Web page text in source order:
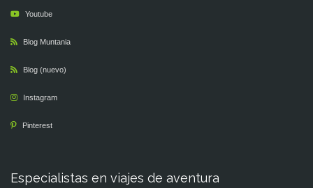
Youtube
Blog Muntania
Blog (nuevo)
Instagram
Pinterest
Especialistas en viajes de aventura